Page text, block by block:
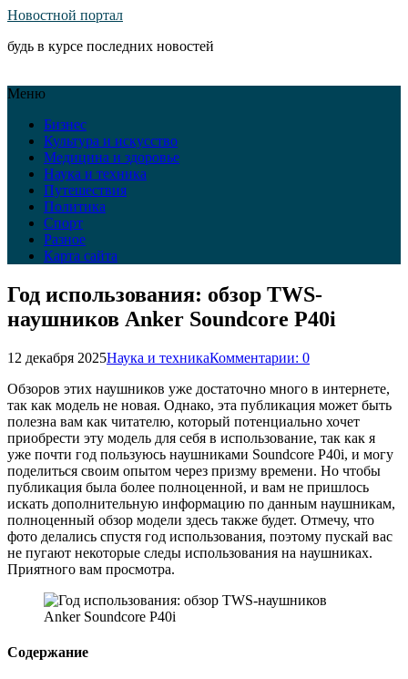
Новостной портал
будь в курсе последних новостей
Меню
Бизнес
Культура и искусство
Медицина и здоровье
Наука и техника
Путешествия
Политика
Спорт
Разное
Карта сайта
Год использования: обзор TWS-
наушников Anker Soundcore P40i
12 декабря 2025Наука и техникаКомментарии: 0
Обзоров этих наушников уже достаточно много в интернете,
так как модель не новая. Однако, эта публикация может быть
полезна вам как читателю, который потенциально хочет
приобрести эту модель для себя в использование, так как я
уже почти год пользуюсь наушниками Soundcore P40i, и могу
поделиться своим опытом через призму времени. Но чтобы
публикация была более полноценной, и вам не пришлось
искать дополнительную информацию по данным наушникам,
полноценный обзор модели здесь также будет. Отмечу, что
фото делались спустя год использования, поэтому пускай вас
не пугают некоторые следы использования на наушниках.
Приятного вам просмотра.
Содержание